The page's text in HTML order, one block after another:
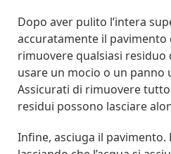
Dopo aver pulito l’intera
accuratamente il
rimuovere qualsiasi residuo
usare un mocio o un panno
Assicurati di rimuovere
residui possono lasciare
Infine, asciuga il